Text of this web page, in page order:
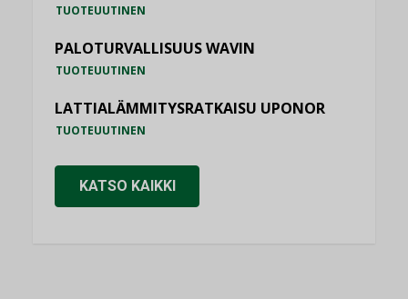
TUOTEUUTINEN
PALOTURVALLISUUS WAVIN
TUOTEUUTINEN
LATTIALÄMMITYSRATKAISU UPONOR
TUOTEUUTINEN
KATSO KAIKKI